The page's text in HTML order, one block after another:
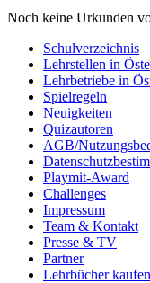
Noch keine Urkunden
Schulverzeichnis
Lehrstellen in
Lehrbetriebe in
Spielregeln
Neuigkeiten
Quizautoren
AGB/
Playmit-Award
Challenges
Impressum
Team & Kontakt
Presse & TV
Partner
Lehrbücher kaufen